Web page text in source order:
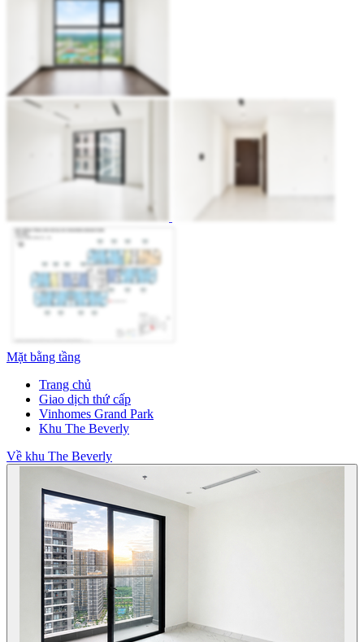
Mặt bằng tầng
Trang chủ
Giao dịch thứ cấp
Vinhomes Grand Park
Khu The Beverly
Về khu The Beverly